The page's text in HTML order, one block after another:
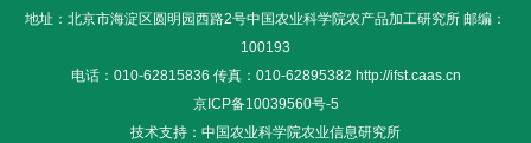
地址：北京市海淀区圆明园西路2号中国农业科学院农产品加工研究所 邮编：
100193
电话：010-62815836 传真：010-62895382 http://ifst.caas.cn
京ICP备10039560号-5
技术支持：中国农业科学院农业信息研究所